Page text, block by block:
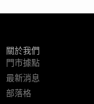
關於我們
門市據點
最新消息
部落格